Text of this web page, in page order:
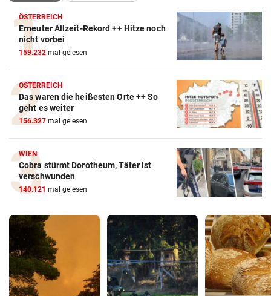
ÖSTERREICH
Erneuter Allzeit-Rekord ++ Hitze noch
nicht vorbei
159.232 mal gelesen
ÖSTERREICH
Das waren die heißesten Orte ++ So
geht es weiter
156.327 mal gelesen
WIEN
Cobra stürmt Dorotheum, Täter ist
verschwunden
140.121 mal gelesen